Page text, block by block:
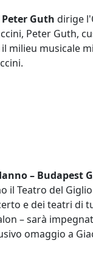
Peter Guth dirige
Peter Guth,
milieu musicale
– Budapest
il Teatro del
e dei teatri di
– sarà
omaggio a